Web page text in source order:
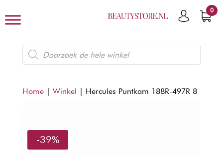
0
Producten
zoeken
Home| Winkel | Hercules Puntkam 188R-497R 8
-39%